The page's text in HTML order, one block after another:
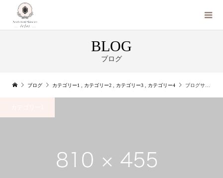
BLOG
ブログ
ブログ カテゴリー1 カテゴリー2 カテゴリー3 カテゴリー4 ブログサンプル7